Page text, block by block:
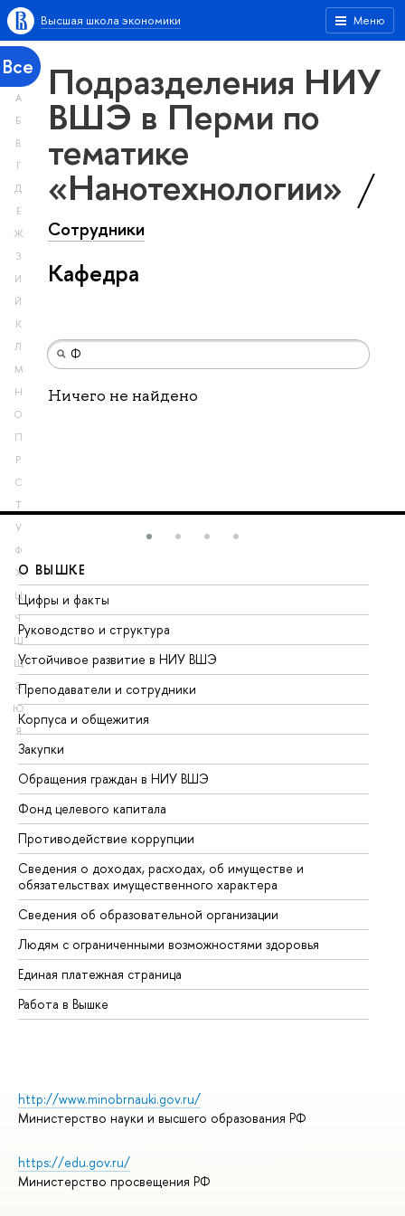
Меню
Высшая школа экономики
Все
А
Б
В
Г
Д
Е
Ж
З
И
Й
К
Л
М
Н
О
П
Р
С
Т
У
Ф
Х
Ц
Ч
Ш
Щ
Э
Ю
Я
Подразделения НИУ
ВШЭ в Перми по
тематике
«Нанотехнологии»
Сотрудники
Кафедра
Ничего не найдено
О ВЫШКЕ
Цифры и факты
Руководство и структура
Устойчивое развитие в НИУ ВШЭ
Преподаватели и сотрудники
Корпуса и общежития
Закупки
Обращения граждан в НИУ ВШЭ
Фонд целевого капитала
Противодействие коррупции
Сведения о доходах, расходах, об имуществе и
обязательствах имущественного характера
Сведения об образовательной организации
Людям с ограниченными возможностями здоровья
Единая платежная страница
Работа в Вышке
http://www.minobrnauki.gov.ru/
Министерство науки и высшего образования РФ
https://edu.gov.ru/
Министерство просвещения РФ